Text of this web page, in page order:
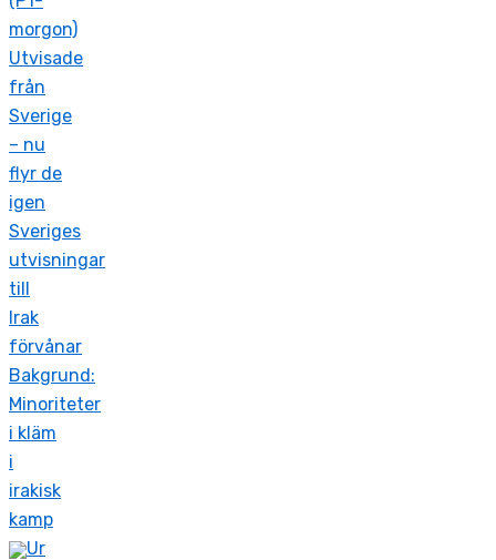
morgon)
Utvisade
från
Sverige
– nu
flyr de
igen
Sveriges
utvisningar
till
Irak
förvånar
Bakgrund:
Minoriteter
i kläm
i
irakisk
kamp
Ur